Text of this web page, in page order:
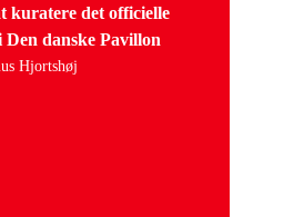
kuratere det officielle
danske Pavillon
Hjortshøj